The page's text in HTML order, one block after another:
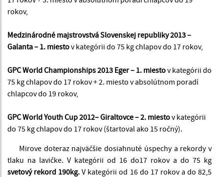
rokov,
Medzinárodné majstrovstvá Slovenskej republiky 2013 –
Galanta – 1. miestov kategórii do 75 kg chlapov do 17 rokov,
GPC World Championships 2013 Eger – 1. miestov kategórii do
75 kg chlapov do 17 rokov + 2. miesto v absolútnom poradí
chlapcov do 19 rokov,
GPC World Youth Cup 2012– Giraltovce – 2. miestov kategórii
do 75 kg chlapov do 17 rokov (štartoval ako 15 ročný).
Mirove doteraz najväčšie dosiahnuté úspechy a rekordy v
tlaku na lavičke. V kategórii od 16 do17 rokov a do 75 kg
svetový rekord 190kg. V kategórii od 16 do 17 rokov a do 82,5